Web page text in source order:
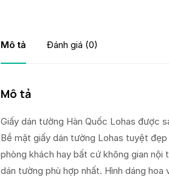
Mô tả Đánh giá (0)
Mô tả
Giấy dán tường Hàn Quốc Lohas được
Bề mặt giấy dán tường Lohas tuyệt
phòng khách hay bất cứ không gian
dán tường phù hợp nhất. Hình dáng